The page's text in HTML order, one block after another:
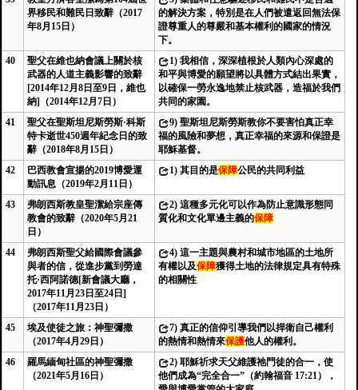
界移民和難民日致辭（2017
年8月15日）
的解決方案，特別是在人們被遣返回無法保
證尊重人的尊嚴和基本權利的國家的情況
下。
40
聖父在維也納會議上關於核
武器的人道主義影響的致辭
[2014年12月8日至9日，維也
納]（2014年12月7日）
1) 我相信，深深植根於人類內心深處的
和平與博愛的願望將以具體方式結出果實，
以確保一勞永逸地禁止核武器，造福於我們
共同的家園。
41
聖父在聖斯坦尼斯勞斯·科斯
特卡逝世450週年紀念日的致
辭（2018年8月15日）
9) 聖斯坦尼斯勞斯教你不要害怕真正幸
福的風險和夢想，真正幸福的來源和保證是
耶穌基督。
42
巴西教會宣揚的2019博愛運
動訊息（2019年2月11日）
1) 其目的是保障公民的共同利益
43
弗朗西斯教皇聖潔給宗座傳
教會的致辭（2020年5月21
日）
2) 這種多元化可以作為防止意識形態同
質化和文化單邊主義的保障
44
弗朗西斯聖父給國際會議參
與者的信，從進步黨到勞達
托·西阿諾德[新會議大廳，
2017年11月23日至24日]
（2017年11月23日）
4) 這一主題與農村和城市地區的土地所
有權以及保障獲得土地的法律規定具有特殊
的相關性
45
埃及使徒之旅：神聖彌撒
（2017年4月29日）
7) 真正的信仰引導我們以捍衛自己權利
的熱情和熱情來保護他人的權利。
46
羅馬緬甸社區的神聖彌撒
（2021年5月16日）
2) 耶穌祈求天父維護祂門徒的合一，使
他們成為“完全合一”（約翰福音 17:21），